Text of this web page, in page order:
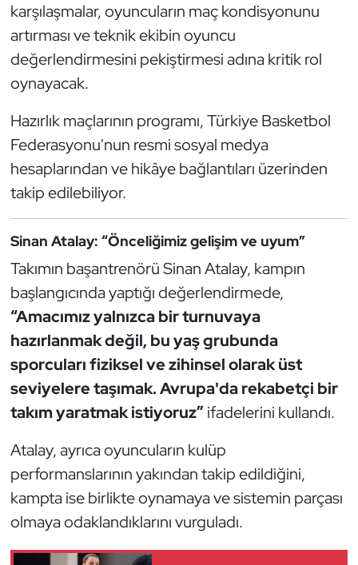
karşılaşmalar, oyuncuların maç kondisyonunu
artırması ve teknik ekibin oyuncu
değerlendirmesini pekiştirmesi adına kritik rol
oynayacak.
Hazırlık maçlarının programı, Türkiye Basketbol
Federasyonu'nun resmi sosyal medya
hesaplarından ve hikâye bağlantıları üzerinden
takip edilebiliyor.
Sinan Atalay: “Önceliğimiz gelişim ve uyum”
Takımın başantrenörü Sinan Atalay, kampın
başlangıcında yaptığı değerlendirmede,
“Amacımız yalnızca bir turnuvaya
hazırlanmak değil, bu yaş grubunda
sporcuları fiziksel ve zihinsel olarak üst
seviyelere taşımak. Avrupa'da rekabetçi bir
takım yaratmak istiyoruz”ifadelerini kullandı.
Atalay, ayrıca oyuncuların kulüp
performanslarının yakından takip edildiğini,
kampta ise birlikte oynamaya ve sistemin parçası
olmaya odaklandıklarını vurguladı.
Modern Pentatlon
Motor Sporları
Okçuluk
Optimist
Oryantiring
Özel Sporcular
Paralimpik
Ragbi
Satranç
Sualtı Sporları
Tekvando
Tenis